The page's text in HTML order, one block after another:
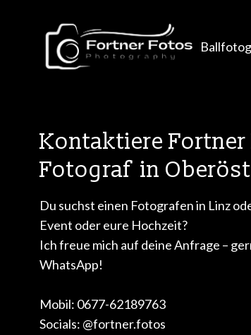
Kontaktiere Fortner
Fotograf in
Du suchst einen Fotografen in Linz
Event oder eure Hochzeit?
Ich freue mich auf deine Anfrage –
WhatsApp!
Mobil: 0677-62189763
Socials: @fortner.fotos